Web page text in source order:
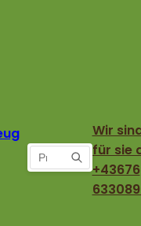
Wir
für sie
+43676